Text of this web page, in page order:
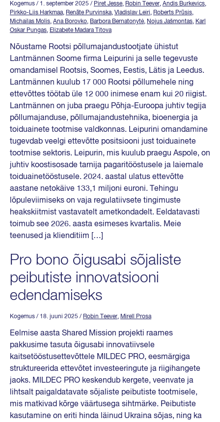
Kogemus / 1. september 2025 / Piret Jesse, Robin Teever, Andis Burkevics,
Pirkko-Liis Harkmaa, Renāte Purvinska, Vladislav Leiri, Roberts Prūsis,
Michailas Molis, Ana Borovko, Barbora Bernatonytė, Nojus Jašmontas, Karl
Oskar Pungas, Elizabete Madara Titova
Nõustame Rootsi põllumajandustootjate ühistut
Lantmännen Soome firma Leipurini ja selle tegevuste
omandamisel Rootsis, Soomes, Eestis, Lätis ja Leedus.
Lantmännen kuulub 17 000 Rootsi põllumehele ning
ettevõttes töötab üle 12 000 inimese enam kui 20 riigist.
Lantmännen on juba praegu Põhja-Euroopa juhtiv tegija
põllumajanduse, põllumajandustehnika, bioenergia ja
toiduainete tootmise valdkonnas. Leipurini omandamine
tugevdab veelgi ettevõtte positsiooni just toiduainete
tootmise sektoris. Leipurin, mis kuulub praegu Aspole, on
juhtiv koostisosade tarnija pagaritööstusele ja laiemale
toiduainetööstusele. 2024. aastal ulatus ettevõtte
aastane netokäive 133,1 miljoni euroni. Tehingu
lõpuleviimiseks on vaja regulatiivsete tingimuste
heakskiitmist vastavatelt ametkondadelt. Eeldatavasti
toimub see 2026. aasta esimeses kvartalis. Meie
teenused ja klienditiim […]
Pro bono õigusabi sõjaliste
peibutiste innovatsiooni
edendamiseks
Kogemus / 18. juuni 2025 / Robin Teever, Mirell Prosa
Eelmise aasta Shared Mission projekti raames
pakkusime tasuta õigusabi innovatiivsele
kaitsetööstusettevõttele MILDEC PRO, eesmärgiga
struktureerida ettevõtet investeeringute ja riigihangete
jaoks. MILDEC PRO keskendub kergete, veenvate ja
lihtsalt paigaldatavate sõjaliste peibutiste tootmisele,
mis matkivad kõrge väärtusega sihtmärke. Peibutiste
kasutamine on eriti hinda läinud Ukraina sõjas, ning ka